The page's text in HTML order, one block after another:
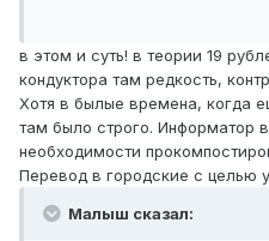
в этом и суть! в теории 19
кондуктора там редкость,
Хотя в былые времена, когда
там было строго. Информатор
необходимости
Перевод в городские с целью
Малыш сказал: